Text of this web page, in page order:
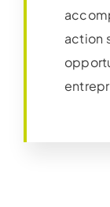
action